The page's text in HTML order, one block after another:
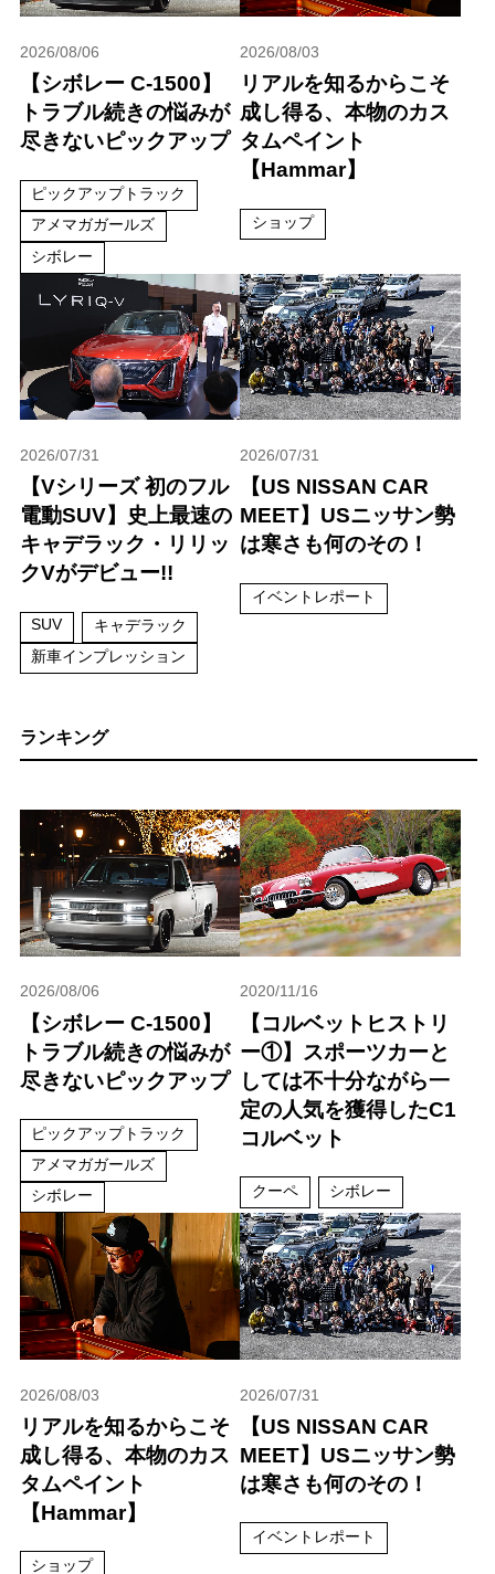
2026/08/06
【シボレー C-1500】
トラブル続きの悩みが
尽きないピックアップ
ピックアップトラック
アメマガガールズ
シボレー
2026/08/03
リアルを知るからこそ
成し得る、本物のカス
タムペイント
【Hammar】
ショップ
2026/07/31
【Vシリーズ 初のフル
電動SUV】史上最速の
キャデラック・リリッ
クVがデビュー!!
SUV
キャデラック
新車インプレッション
2026/07/31
【US NISSAN CAR
MEET】USニッサン勢
は寒さも何のその！
イベントレポート
ランキング
2026/08/06
【シボレー C-1500】
トラブル続きの悩みが
尽きないピックアップ
ピックアップトラック
アメマガガールズ
シボレー
2020/11/16
【コルベットヒストリ
ー①】スポーツカーと
しては不十分ながら一
定の人気を獲得したC1
コルベット
クーペ シボレー
2026/08/03
リアルを知るからこそ
成し得る、本物のカス
タムペイント
【Hammar】
ショップ
2026/07/31
【US NISSAN CAR
MEET】USニッサン勢
は寒さも何のその！
イベントレポート